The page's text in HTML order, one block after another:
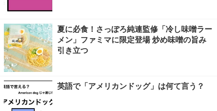
夏に必食！さっぽろ純連監修「冷し味噌ラー
メン」ファミマに限定登場 炒め味噌の旨み
引き立つ
英語で「アメリカンドッグ」は何て言う？